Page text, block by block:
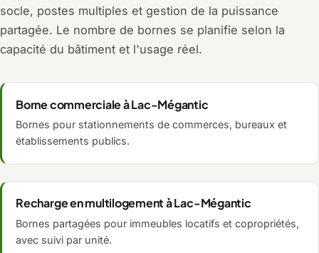
socle, postes multiples et gestion de la puissance
partagée. Le nombre de bornes se planifie selon la
capacité du bâtiment et l'usage réel.
Borne commerciale à Lac-Mégantic
Bornes pour stationnements de commerces, bureaux et
établissements publics.
Recharge en multilogement à Lac-Mégantic
Bornes partagées pour immeubles locatifs et copropriétés,
avec suivi par unité.